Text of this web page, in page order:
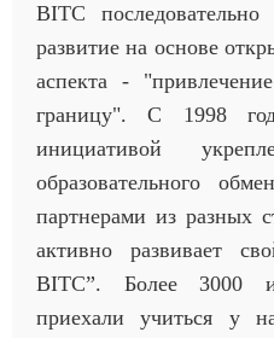
BITC
развитие на основе
аспекта -
границу". С 1998
инициативой
образовательного
партнерами из разных
активно развивает
BITC”. Более 3000
приехали учиться у